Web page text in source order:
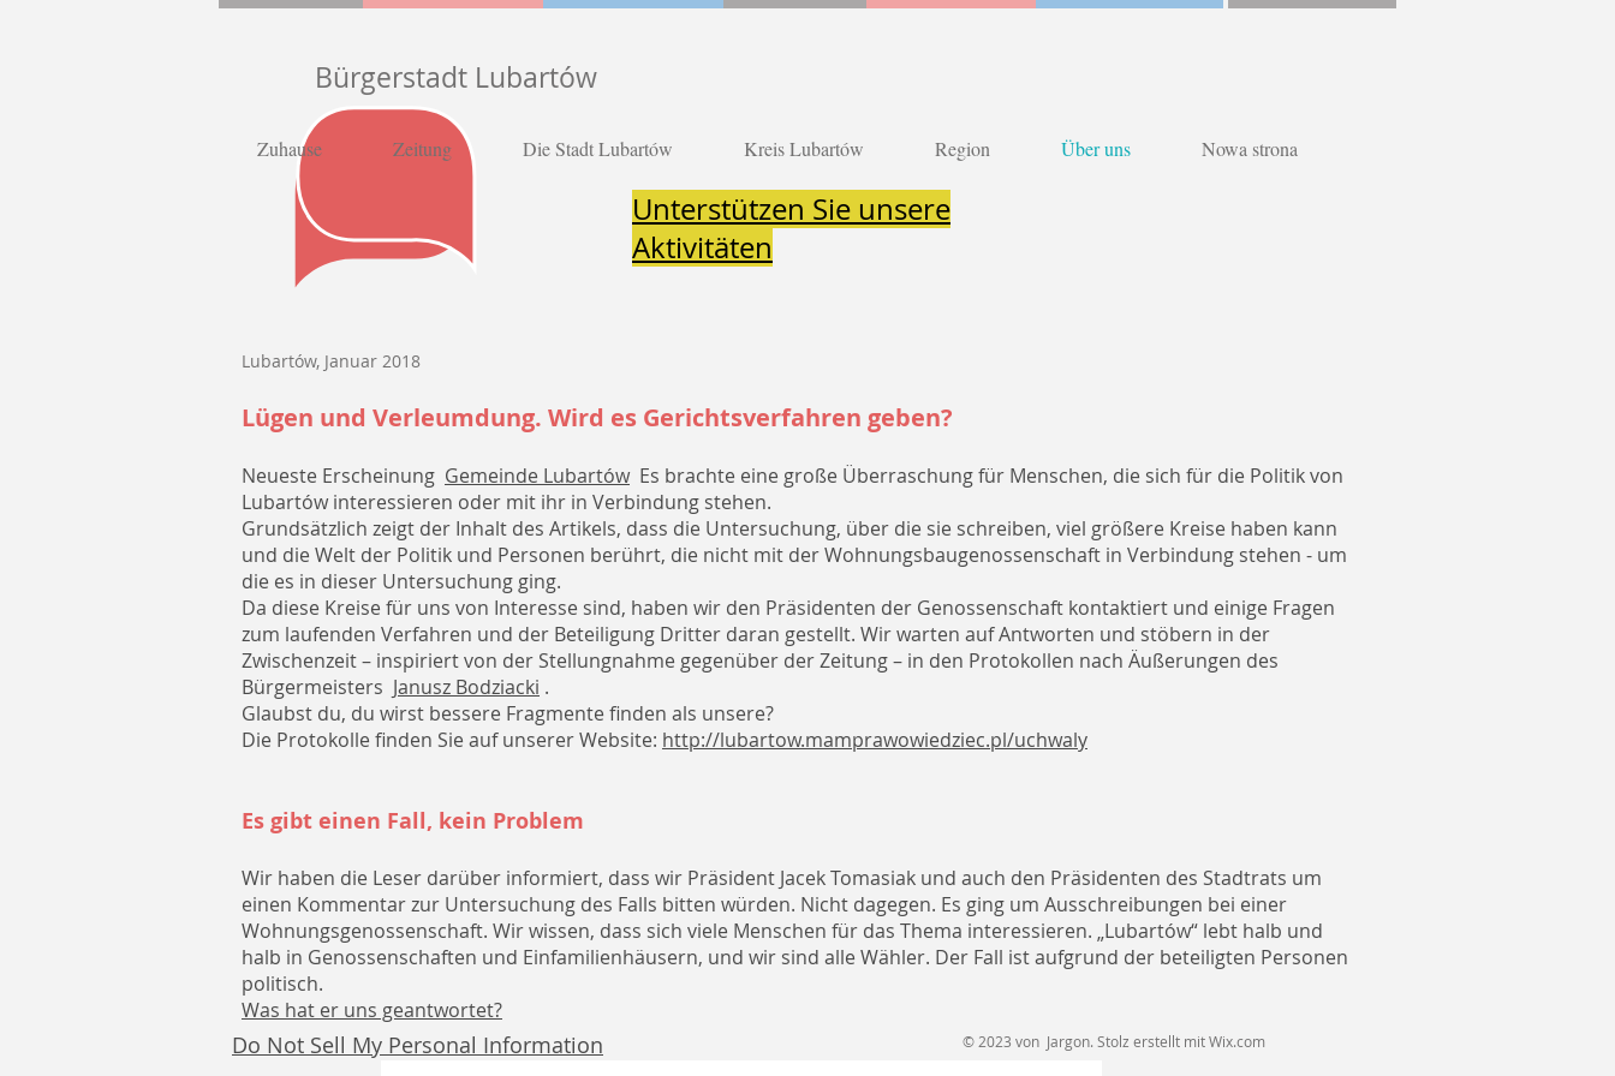
Bürgerstadt Lubartów
Zuhause Zeitung Die Stadt Lubartów Kreis Lubartów Region Über uns Nowa strona
Unterstützen Sie unsere
Aktivitäten
Lubartów, Januar 2018
Lügen und Verleumdung. Wird es Gerichtsverfahren geben?
Neueste Erscheinung Gemeinde Lubartów Es brachte eine große Überraschung für Menschen, die sich für die Politik von
Lubartów interessieren oder mit ihr in Verbindung stehen.
Grundsätzlich zeigt der Inhalt des Artikels, dass die Untersuchung, über die sie schreiben, viel größere Kreise haben kann
und die Welt der Politik und Personen berührt, die nicht mit der Wohnungsbaugenossenschaft in Verbindung stehen - um
die es in dieser Untersuchung ging.
Da diese Kreise für uns von Interesse sind, haben wir den Präsidenten der Genossenschaft kontaktiert und einige Fragen
zum laufenden Verfahren und der Beteiligung Dritter daran gestellt. Wir warten auf Antworten und stöbern in der
Zwischenzeit – inspiriert von der Stellungnahme gegenüber der Zeitung – in den Protokollen nach Äußerungen des
Bürgermeisters Janusz Bodziacki .
Glaubst du, du wirst bessere Fragmente finden als unsere?
Die Protokolle finden Sie auf unserer Website: http://lubartow.mamprawowiedziec.pl/uchwaly
Es gibt einen Fall, kein Problem
Wir haben die Leser darüber informiert, dass wir Präsident Jacek Tomasiak und auch den Präsidenten des Stadtrats um
einen Kommentar zur Untersuchung des Falls bitten würden. Nicht dagegen. Es ging um Ausschreibungen bei einer
Wohnungsgenossenschaft. Wir wissen, dass sich viele Menschen für das Thema interessieren. „Lubartów“ lebt halb und
halb in Genossenschaften und Einfamilienhäusern, und wir sind alle Wähler. Der Fall ist aufgrund der beteiligten Personen
politisch.
Was hat er uns geantwortet?
Do Not Sell My Personal Information © 2023 von Jargon. Stolz erstellt mitWix.com